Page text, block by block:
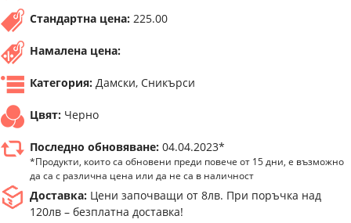
Стандартна цена: 225.00
Намалена цена:
Категория: Дамски, Сникърси
Цвят: Черно
Последно обновяване: 04.04.2023*
*Продукти, които са обновени преди повече от 15 дни, е възможно
да са с различна цена или да не са в наличност
Доставка: Цени започващи от 8лв. При поръчка над
120лв – безплатна доставка!